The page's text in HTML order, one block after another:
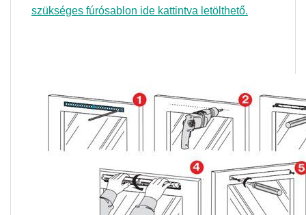
szükséges fúrósablon ide kattintva letölthető.